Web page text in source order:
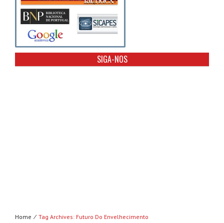
SIGA-NOS
Home ⁄ Tag Archives: Futuro Do Envelhecimento